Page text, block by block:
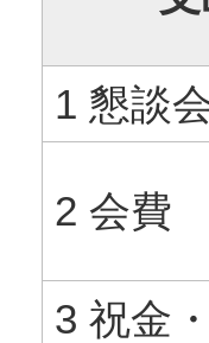
1 懇談
2 会費
3 祝金